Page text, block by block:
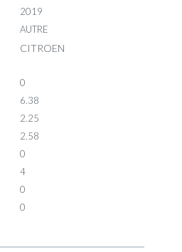
2019
AUTRE
CITROEN
0
6.38
2.25
2.58
0
4
0
0